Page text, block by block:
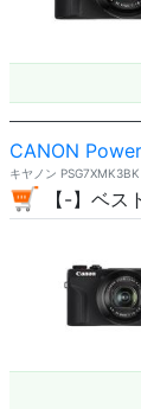
CANON
キヤノン
【-】ベ